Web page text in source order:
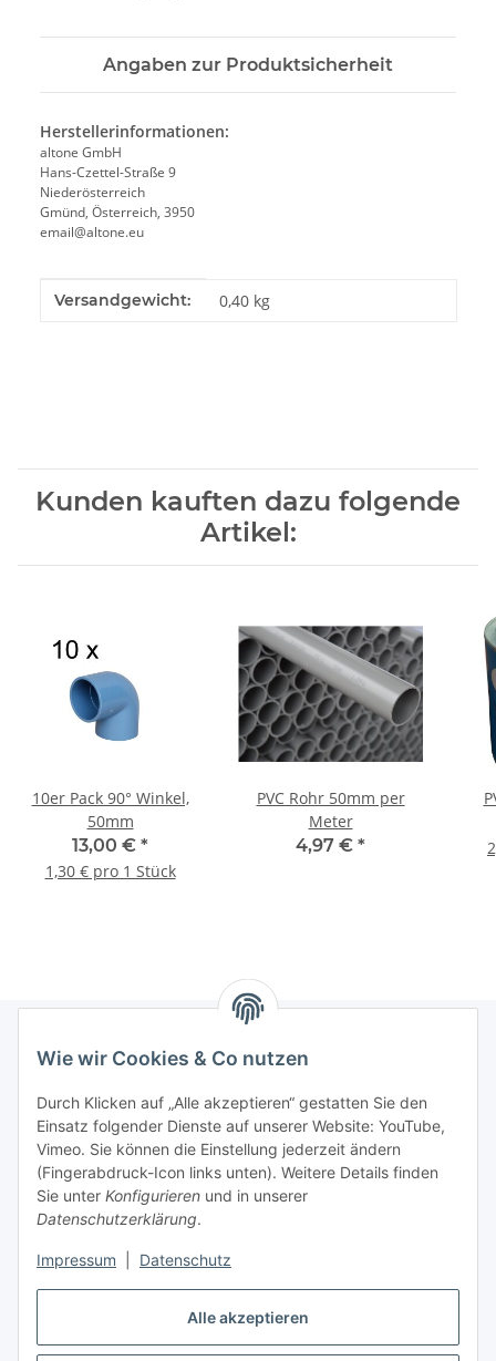
Alle akzeptieren
Wie wir Cookies & Co nutzen
Durch Klicken auf „Alle akzeptieren“ gestatten Sie den
Einsatz folgender Dienste auf unserer Website: YouTube,
Vimeo. Sie können die Einstellung jederzeit ändern
(Fingerabdruck-Icon links unten). Weitere Details finden
Sie unter Konfigurieren und in unserer
Datenschutzerklärung.
Impressum Datenschutz
Angaben zur Produktsicherheit
Herstellerinformationen:
altone GmbH
Hans-Czettel-Straße 9
Niederösterreich
Gmünd, Österreich, 3950
email@altone.eu
Produkteigenschaft
Wert
Versandgewicht: 0,40 kg
Kunden kauften dazu folgende
Artikel:
10er Pack 90° Winkel,
50mm
13,00 € *
1,30 € pro 1 Stück
PVC Rohr 50mm per
Meter
4,97 € *
Gesetzliche Informationen
Starke Marken